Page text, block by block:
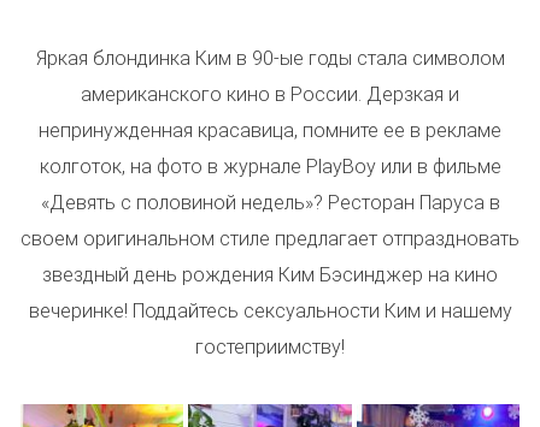
Яркая блондинка Ким в 90-ые годы стала символом
американского кино в России. Дерзкая и
непринужденная красавица, помните ее в рекламе
колготок, на фото в журнале PlayBoy или в фильме
«Девять с половиной недель»? Ресторан Паруса в
своем оригинальном стиле предлагает отпраздновать
звездный день рождения Ким Бэсинджер на кино
вечеринке! Поддайтесь сексуальности Ким и нашему
гостеприимству!